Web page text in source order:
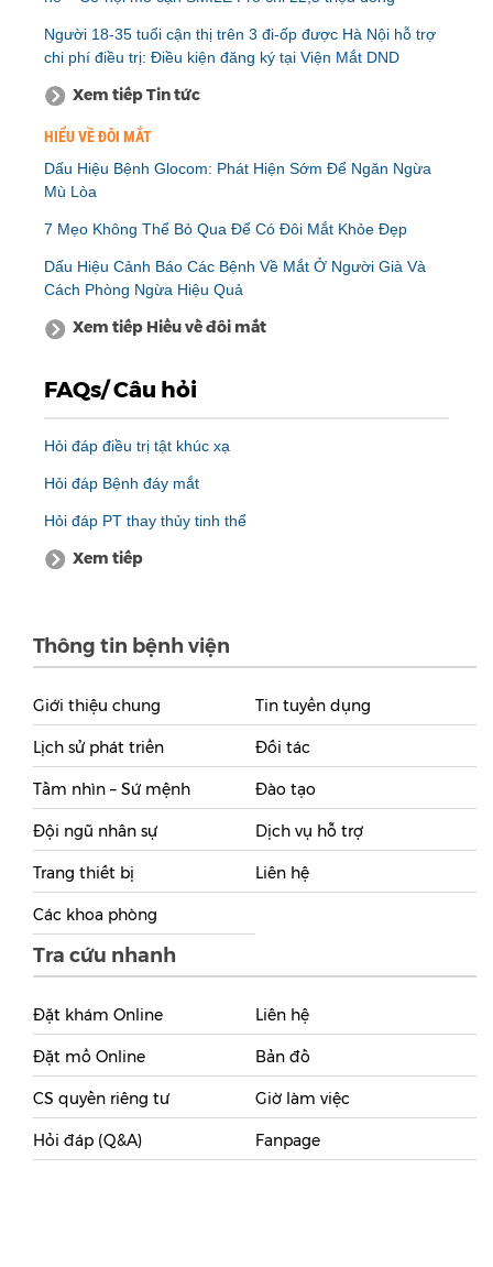
Người 18-35 tuổi cận thị trên 3 đi-ốp được Hà Nội hỗ trợ
chi phí điều trị: Điều kiện đăng ký tại Viện Mắt DND
Xem tiếp Tin tức
HIỂU VỀ ĐÔI MẮT
Dấu Hiệu Bệnh Glocom: Phát Hiện Sớm Để Ngăn Ngừa
Mù Lòa
7 Mẹo Không Thể Bỏ Qua Để Có Đôi Mắt Khỏe Đẹp
Dấu Hiệu Cảnh Báo Các Bệnh Về Mắt Ở Người Già Và
Cách Phòng Ngừa Hiệu Quả
Xem tiếp Hiểu về đôi mắt
FAQs/ Câu hỏi
Hỏi đáp điều trị tật khúc xạ
Hỏi đáp Bệnh đáy mắt
Hỏi đáp PT thay thủy tinh thể
Xem tiếp
Thông tin bệnh viện
Giới thiệu chung
Lịch sử phát triển
Tầm nhìn – Sứ mệnh
Đội ngũ nhân sự
Trang thiết bị
Các khoa phòng
Tin tuyển dụng
Đối tác
Đào tạo
Dịch vụ hỗ trợ
Liên hệ
Tra cứu nhanh
Đặt khám Online
Đặt mổ Online
CS quyền riêng tư
Hỏi đáp (Q&A)
Liên hệ
Bản đồ
Giờ làm việc
Fanpage